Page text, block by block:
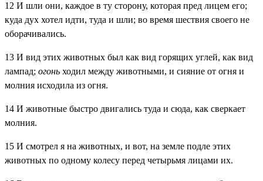
12 И шли они, каждое в ту сторону, которая пред лицем его;
куда дух хотел идти, туда и шли; во время шествия своего не
оборачивались.
13 И вид этих животных был как вид горящих углей, как вид
лампад; огонь ходил между животными, и сияние от огня и
молния исходила из огня.
14 И животные быстро двигались туда и сюда, как сверкает
молния.
15 И смотрел я на животных, и вот, на земле подле этих
животных по одному колесу перед четырьмя лицами их.